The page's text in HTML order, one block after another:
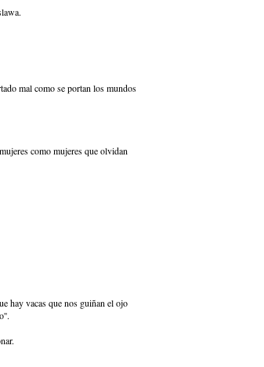
mal como se portan los mundos
como mujeres que olvidan
hay vacas que nos guiñan el ojo